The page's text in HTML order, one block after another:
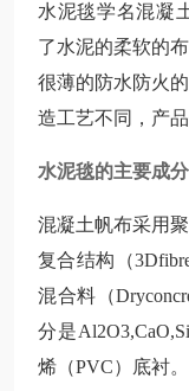
水泥毯学名混凝
了水泥的柔软的
很薄的防水防火
造工艺不同，产
水泥毯的主要成分
混凝土帆布采用
复合结构（
混合料（
分是
烯（PVC）底衬。